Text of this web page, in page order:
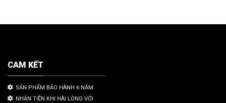
CAM KẾT
SẢN PHẨM BẢO HÀNH 6 NĂM
NHẬN TIỀN KHI HÀI LÒNG VỚI